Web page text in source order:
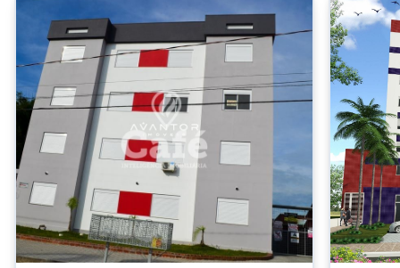
Hall de entrada
Vídeo monitoramento